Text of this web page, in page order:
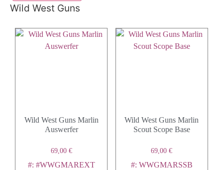
Wild West Guns
Wild West Guns Marlin
Auswerfer
69,00 €
#: #WWGMAREXT
Wild West Guns Marlin
Scout Scope Base
69,00€
#: WWGMARSSB